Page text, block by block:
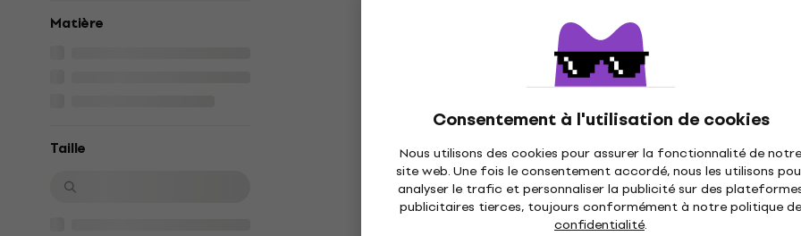
Consentement à l'utilisation de cookies
Nous utilisons des cookies pour assurer la fonctionnalité de notre
site web. Une fois le consentement accordé, nous les utilisons
analyser le trafic et personnaliser la publicité sur des
publicitaires tierces, toujours conformément à notre politique de
confidentialité.
Matière
Taille